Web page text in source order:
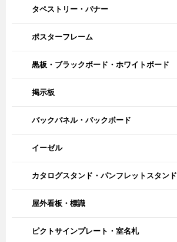
タペストリー・バナー
ポスターフレーム
黒板・ブラックボード・ホワイトボード
掲示板
バックパネル・バックボード
イーゼル
カタログスタンド・パンフレットスタンド
屋外看板・標識
ピクトサインプレート・室名札